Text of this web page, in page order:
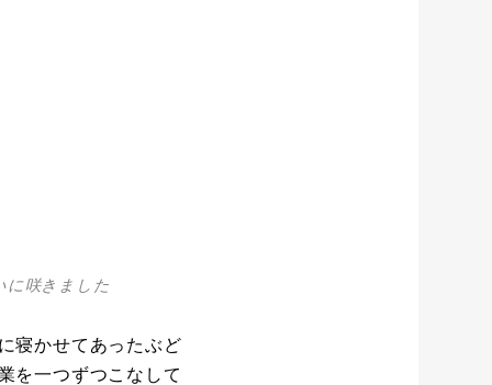
に咲きました
寝かせてあったぶど
を一つずつこなして